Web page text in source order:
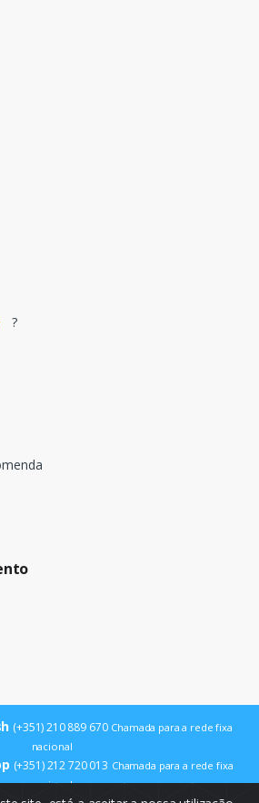
?
(+351) 210 889 670 Chamada para a rede fixa
nacional
(+351) 212 720 013 Chamada para a rede fixa
nacional